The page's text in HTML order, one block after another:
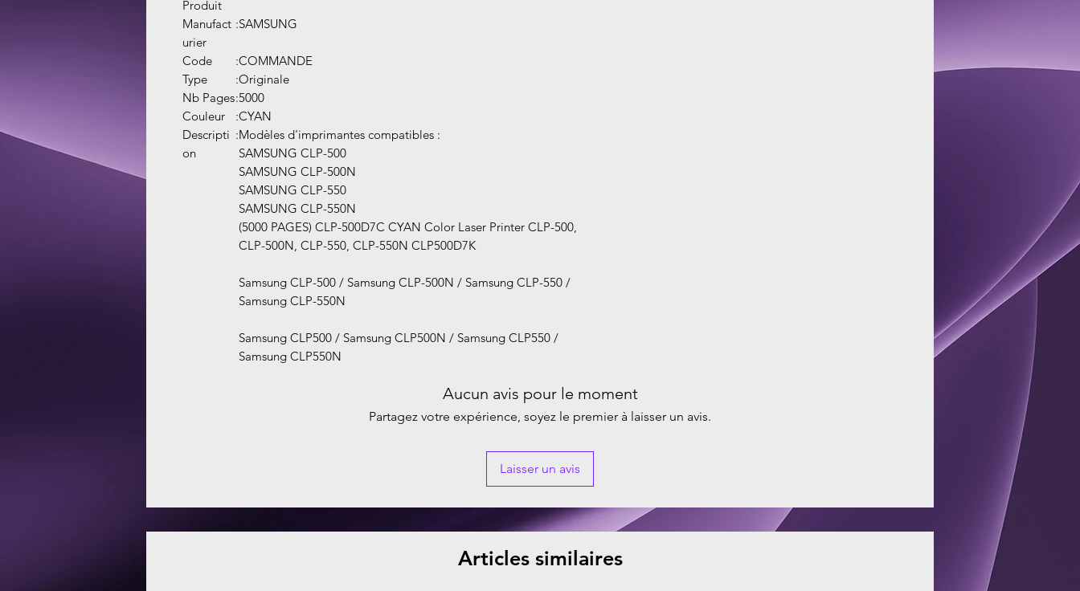
Produit
Manufact
urier
:SAMSUNG
Code :COMMANDE
Type
:Originale
Nb Pages:5000
Couleur
:CYAN
Descripti
on
:Modèles d'imprimantes compatibles :
SAMSUNG CLP-500
SAMSUNG CLP-500N
SAMSUNG CLP-550
SAMSUNG CLP-550N
(5000 PAGES) CLP-500D7C CYAN Color Laser Printer CLP-500,
CLP-500N, CLP-550, CLP-550N CLP500D7K
Samsung CLP-500 / Samsung CLP-500N / Samsung CLP-550 /
Samsung CLP-550N
Samsung CLP500 / Samsung CLP500N / Samsung CLP550 /
Samsung CLP550N
Aucun avis pour le moment
Partagez votre expérience, soyez le premier à laisser un avis.
Laisser un avis
Articles similaires